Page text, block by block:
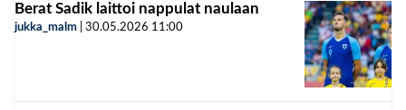
Berat Sadik laittoi nappulat naulaan
jukka_malm 30.05.2026 11:00